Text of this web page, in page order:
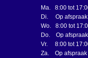
Ma. 8:00 tot
Di. Op afspraak
Wo. 8:00 tot
Do. Op afspraak
Vr. 8:00 tot
Za. Op afspraak